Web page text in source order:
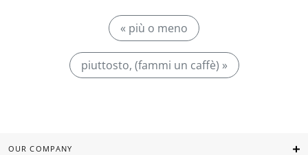
« più o meno
piuttosto, (fammi un caffè) »
OUR COMPANY